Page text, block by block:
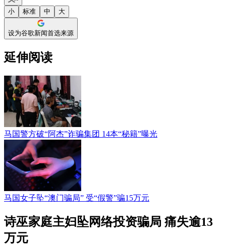
小 标准 中 大
设为谷歌新闻首选来源
延伸阅读
马国警方破“阿杰”诈骗集团 14本“秘籍”曝光
马国女子坠“澳门骗局” 受“假警”骗15万元
诗巫家庭主妇坠网络投资骗局 痛失逾13
万元